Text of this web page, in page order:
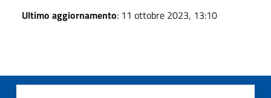
Ultimo aggiornamento: 11 ottobre 2023, 13:10